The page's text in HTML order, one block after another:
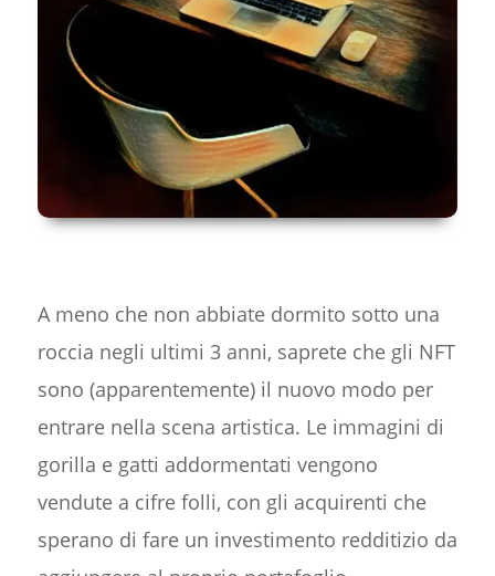
A meno che non abbiate dormito sotto una
roccia negli ultimi 3 anni, saprete che gli NFT
sono (apparentemente) il nuovo modo per
entrare nella scena artistica. Le immagini di
gorilla e gatti addormentati vengono
vendute a cifre folli, con gli acquirenti che
sperano di fare un investimento redditizio da